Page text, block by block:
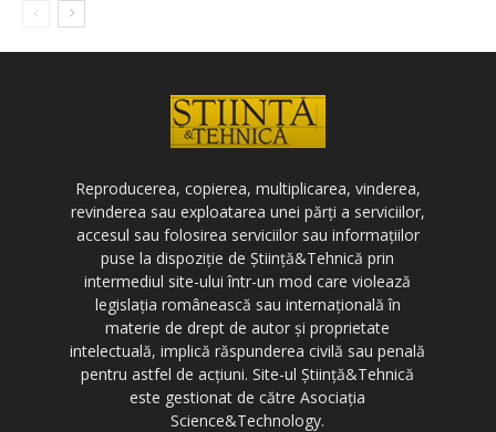
Reproducerea, copierea, multiplicarea, vinderea,
revinderea sau exploatarea unei părți a serviciilor,
accesul sau folosirea serviciilor sau informațiilor
puse la dispoziție de Știință&Tehnică prin
intermediul site-ului într-un mod care violează
legislația românească sau internațională în
materie de drept de autor și proprietate
intelectuală, implică răspunderea civilă sau penală
pentru astfel de acțiuni. Site-ul Știință&Tehnică
este gestionat de către Asociația
Science&Technology.